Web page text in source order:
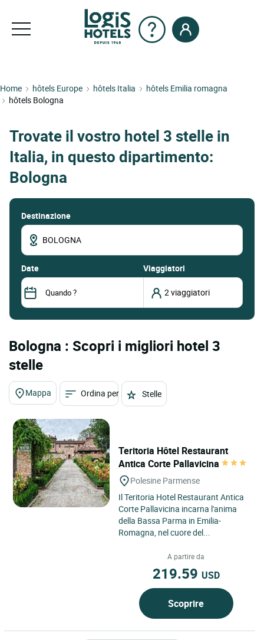
Home hôtels Europe hôtels Italia
hôtels Emilia romagna
hôtels Bologna
Trovate il vostro hotel 3 stelle in
Italia, in questo dipartimento:
Bologna
Destinazione
date Viaggiatori
Bologna : Scopri i migliori hotel 3
stelle
Mappa Ordina per Stelle
Teritoria Hôtel Restaurant
Antica Corte Pallavicina
Polesine Parmense
Il Teritoria Hotel Restaurant Antica
Corte Pallavicina incarna l'anima
della Bassa Parma in Emilia-
Romagna, nel cuore del...
A partire da
219.59 USD
Scoprire